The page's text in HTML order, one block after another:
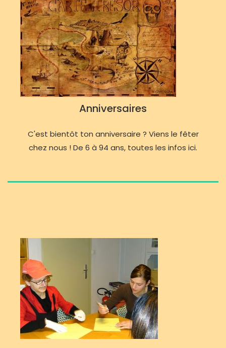
Anniversaires
C'est bientôt ton anniversaire ? Viens le fêter
chez nous ! De 6 à 94 ans, toutes les infos ici.